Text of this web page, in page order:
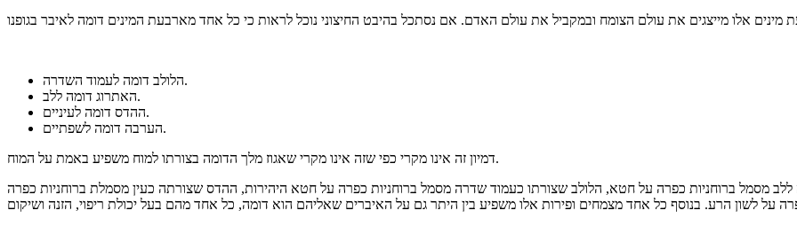
הלולב דומה לעמוד השדרה.
האתרוג דומה ללב.
ההדס דומה לעיניים.
הערבה דומה לשפתיים.
דמיון זה אינו מקרי כפי שזה אינו מקרי שאגוז מלך הדומה בצורתו למוח משפיע באמת על המוח.
ללב מסמל ברוחניות כפרה על חטא, הלולב שצורתו כעמוד שדרה מסמל ברוחניות כפרה על חטא היהירות, ההדס שצורתה כעין מסמלת ברוחניות כפרה